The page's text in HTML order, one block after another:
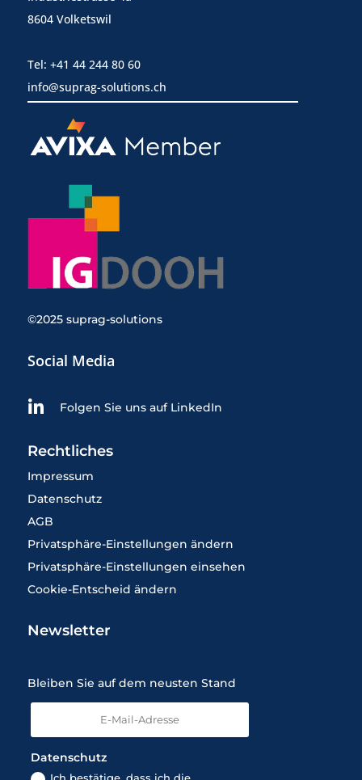
8604 Volketswil
Tel: +41 44 244 80 60
info@suprag-solutions.ch
©2025 suprag-solutions
Social Media
 Folgen Sie uns auf LinkedIn
Rechtliches
Impressum
Datenschutz
AGB
Privatsphäre-Einstellungen ändern
Privatsphäre-Einstellungen einsehen
Cookie-Entscheid ändern
Newsletter
Bleiben Sie auf dem neusten Stand
Datenschutz